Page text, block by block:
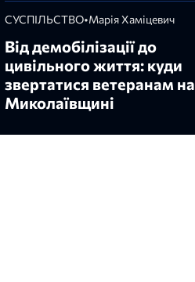
СУСПІЛЬСТВО•Марія Хаміцевич
Від демобілізації до
цивільного життя: куди
звертатися ветеранам на
Миколаївщині